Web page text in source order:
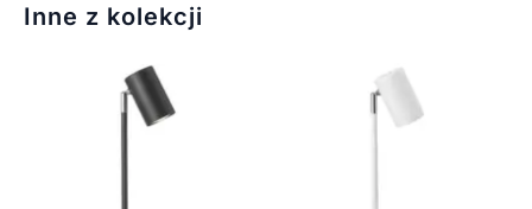
Inne z kolekcji